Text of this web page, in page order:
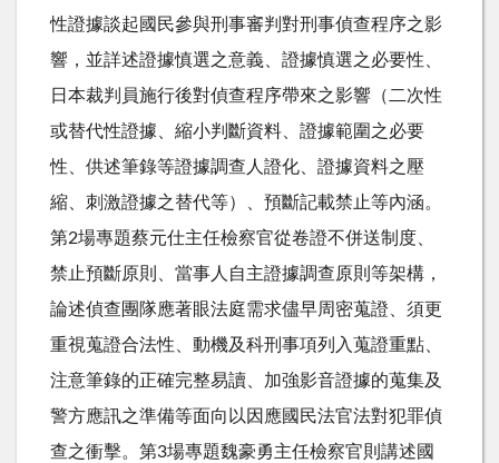
性證據談起國民參與刑事審判對刑事偵查程序之影
響，並詳述證據慎選之意義、證據慎選之必要性、
日本裁判員施行後對偵查程序帶來之影響（二次性
或替代性證據、縮小判斷資料、證據範圍之必要
性、供述筆錄等證據調查人證化、證據資料之壓
縮、刺激證據之替代等）、預斷記載禁止等內涵。
第2場專題蔡元仕主任檢察官從卷證不併送制度、
禁止預斷原則、當事人自主證據調查原則等架構，
論述偵查團隊應著眼法庭需求儘早周密蒐證、須更
重視蒐證合法性、動機及科刑事項列入蒐證重點、
注意筆錄的正確完整易讀、加強影音證據的蒐集及
警方應訊之準備等面向以因應國民法官法對犯罪偵
查之衝擊。第3場專題魏豪勇主任檢察官則講述國